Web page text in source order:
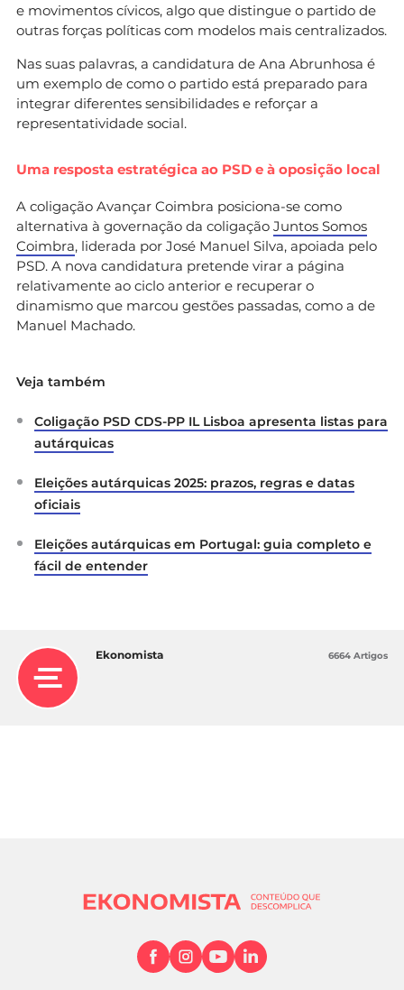
e movimentos cívicos, algo que distingue o partido de
outras forças políticas com modelos mais centralizados.
Nas suas palavras, a candidatura de Ana Abrunhosa é
um exemplo de como o partido está preparado para
integrar diferentes sensibilidades e reforçar a
representatividade social.
Uma resposta estratégica ao PSD e à oposição local
A coligação Avançar Coimbra posiciona-se como
alternativa à governação da coligação Juntos Somos
Coimbra, liderada por José Manuel Silva, apoiada pelo
PSD. A nova candidatura pretende virar a página
relativamente ao ciclo anterior e recuperar o
dinamismo que marcou gestões passadas, como a de
Manuel Machado.
Veja também
Coligação PSD CDS-PP IL Lisboa apresenta listas para
autárquicas
Eleições autárquicas 2025: prazos, regras e datas
oficiais
Eleições autárquicas em Portugal: guia completo e
fácil de entender
Ekonomista 6664 Artigos